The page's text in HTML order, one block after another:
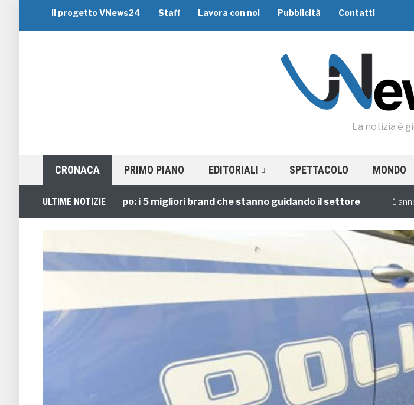
Il progetto VNews24 Staff Lavora con noi Pubblicità Contatti
La notizia è
CRONACA PRIMO PIANO EDITORIALI SPETTACOLO MONDO
ULTIME NOTIZIE
Viaggi di Gruppo: i 5 migliori brand che stanno guidando il settore 1 annofa